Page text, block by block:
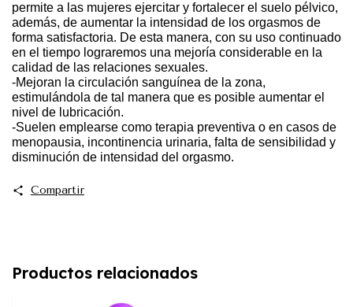
permite a las mujeres ejercitar y fortalecer el suelo pélvico,
además, de aumentar la intensidad de los orgasmos de
forma satisfactoria. De esta manera, con su uso continuado
en el tiempo lograremos una mejoría considerable en la
calidad de las relaciones sexuales.
-Mejoran la circulación sanguínea de la zona,
estimulándola de tal manera que es posible aumentar el
nivel de lubricación.
-Suelen emplearse como terapia preventiva o en casos de
menopausia, incontinencia urinaria, falta de sensibilidad y
disminución de intensidad del orgasmo.
Compartir
Productos relacionados